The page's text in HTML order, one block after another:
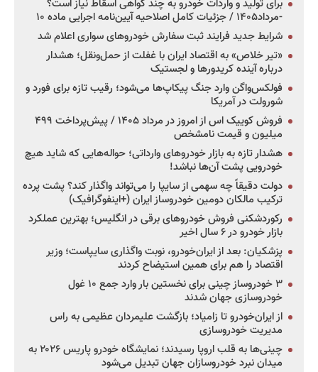
برای تولید و واردات خودرو به چند گواهی اسقاط نیاز است؟
-مرداد۱۴۰۵ / جزئیات کامل اصلاحیه آیین‌نامه اجرایی ماده ۱۰
شرایط جدید فرایند ثبت سفارش خودروهای سواری اعلام شد
«تیر خلاص» به اقتصاد ایران با غفلت از حمل‌ونقل؛ هشدار
درباره آینده کریدورها و لجستیک
فولکس‌واگن وارد جنگ پیکاپ‌ها می‌شود؛ رقیب تازه برای فورد و
شورولت در آمریکا
فروش کوییک اس از امروز در مرداد ۱۴۰۵ / پیش‌پرداخت ۴۹۹
میلیون و قیمت نامشخص
هشدار تازه به بازار خودروهای وارداتی؛ حواله‌هایی که شاید هیچ
خودرویی پشت آن‌ها نباشد!
دولت دقیقاً چه سهمی از سایپا را می‌تواند واگذار کند؟ پشت پرده
ترکیب مالکان دومین خودروساز ایران (+اینفوگرافیک)
رکوردشکنی فروش خودروهای برقی در انگلیس؛ بهترین عملکرد
بازار خودرو در ۶ سال اخیر
پزشکیان: بعد از ایران‌خودرو، نوبت واگذاری سایپاست؛ وزیر
اقتصاد را هم برای همین استیضاح کردند
۳ خودروساز چینی برای نخستین بار وارد جمع ۱۰ غول
خودروسازی جهان شدند
از ایران‌خودرو تا زامیاد؛ بازگشت علیمردان عظیمی به راس
مدیریت خودروسازی
چینی‌ها به قلب اروپا رسیدند؛ نمایشگاه خودرو پاریس ۲۰۲۶ به
میدان نبرد خودروسازان جهان تبدیل می‌شود